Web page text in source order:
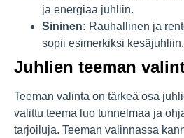
ja energiaa juhliin.
Sininen: Rauhallinen ja
sopii esimerkiksi kesäjuhliin.
Juhlien teeman
Teeman valinta on tärkeä osa
valittu teema luo tunnelmaa ja
tarjoiluja. Teeman valinnassa